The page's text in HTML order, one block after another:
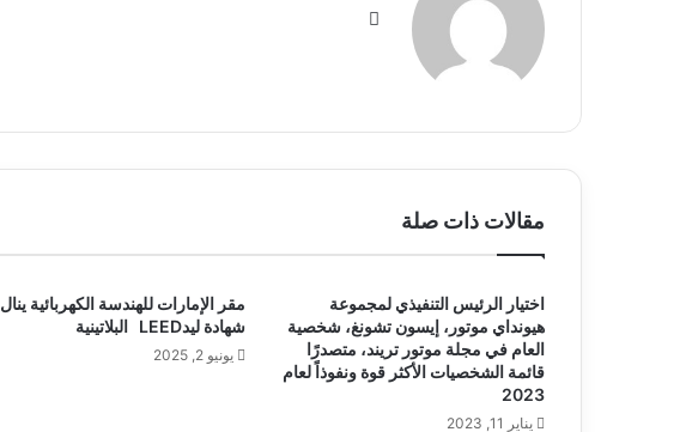
مقالات ذات صلة
اختيار الرئيس التنفيذي لمجموعة
هيونداي موتور، إيسون تشونغ، شخصية
العام في مجلة موتور تريند، متصدرًا
قائمة الشخصيات الأكثر قوة ونفوذاً لعام
2023
يناير 11, 2023
مقر الإمارات للهندسة الكهربائية ينال
شهادة ليدLEED البلاتينية
يونيو 2, 2025